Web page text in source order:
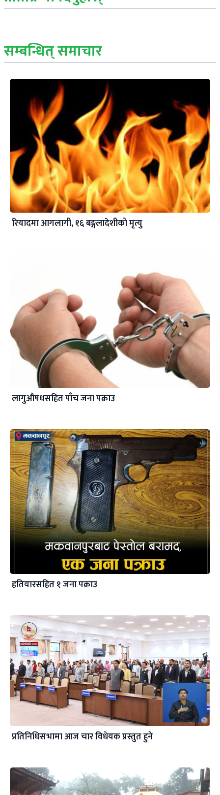
सम्बन्धित् समाचार
रियादमा आगलागी, १६ बङ्गलादेशीको मृत्यु
लागुऔषधसहित पाँच जना पक्राउ
हतियारसहित १ जना पक्राउ
प्रतिनिधिसभामा आज चार विधेयक प्रस्तुत हुने